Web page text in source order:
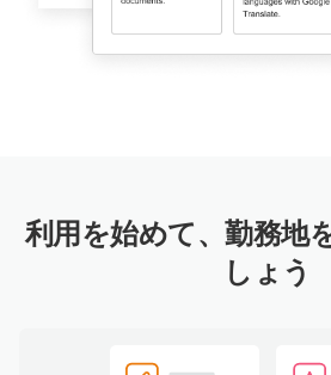
利用を始めて、勤務地
しょう